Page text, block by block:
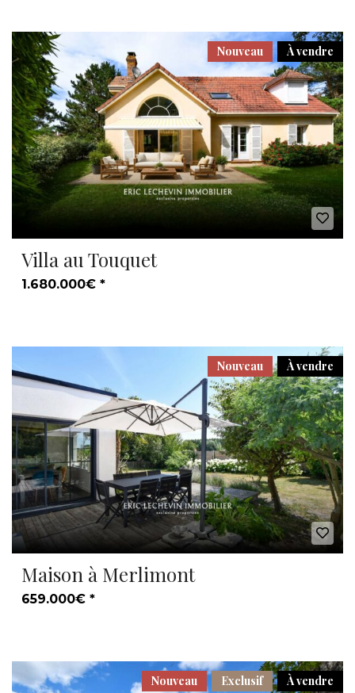
À vendre
Nouveau
Villa au Touquet
1.680.000€ *
À vendre
Nouveau
Maison à Merlimont
659.000€ *
À vendre
Exclusif
Nouveau